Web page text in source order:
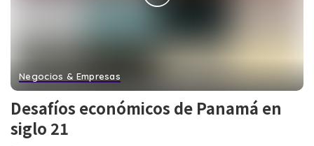
Negocios & Empresas
Desafíos económicos de Panamá en
siglo 21